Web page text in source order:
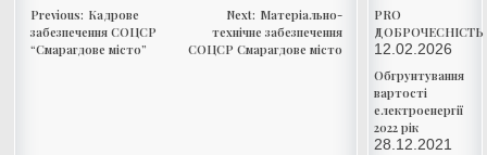
Навігація
записів
Previous: Кадрове
забезпечення СОЦСР
“Смарагдове місто”
Next: Матеріально-
технічне забезпечення
СОЦСР Смарагдове місто
PRO
ДОБРОЧЕСНІСТЬ
12.02.2026
Обгрунтування
вартості
електроенергії
2022 рік
28.12.2021